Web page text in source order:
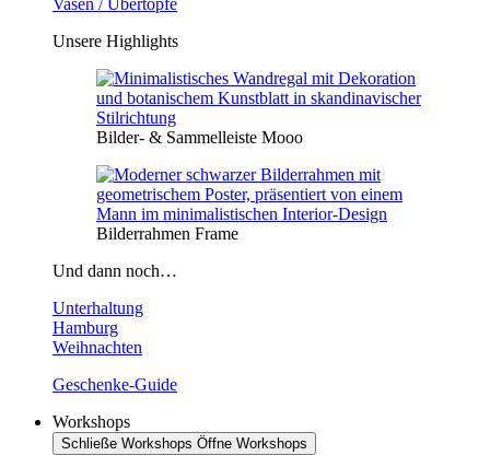
Unsere Highlights
Bilder- & Sammelleiste Mooo
Bilderrahmen Frame
Und dann noch…
Unterhaltung
Hamburg
Weihnachten
Geschenke-Guide
Workshops
Schließe Workshops Öffne Workshops